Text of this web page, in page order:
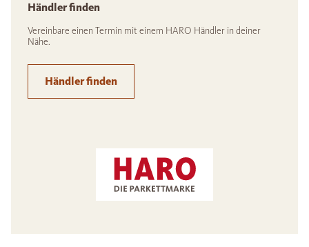
Händler finden
Vereinbare einen Termin mit einem HARO Händler in deiner
Nähe.
Händler finden